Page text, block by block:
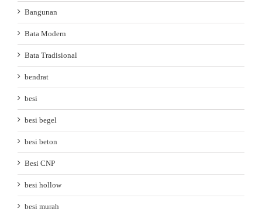
Bangunan
Bata Modern
Bata Tradisional
bendrat
besi
besi begel
besi beton
Besi CNP
besi hollow
besi murah